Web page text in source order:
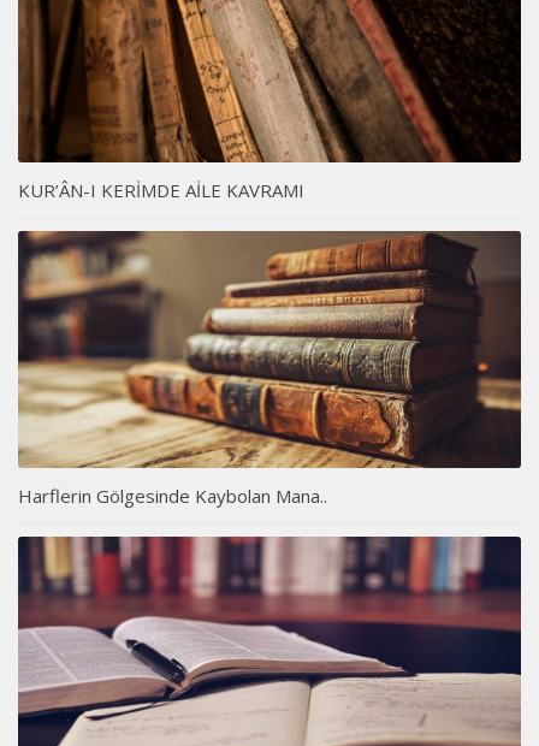
KUR’ÂN-I KERİMDE AİLE KAVRAMI
Harflerin Gölgesinde Kaybolan Mana..